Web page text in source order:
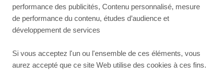
performance des publicités, Contenu personnalisé, mesure
de performance du contenu, études d’audience et
développement de services
Si vous acceptez l'un ou l'ensemble de ces éléments, vous
aurez accepté que ce site Web utilise des cookies à ces fins.
Reload to try again, or go back.